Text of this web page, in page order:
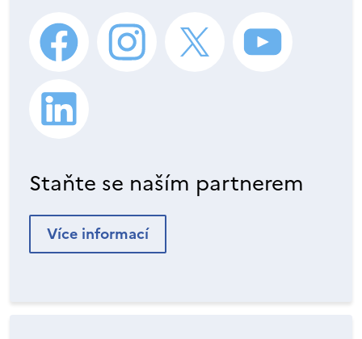
Staňte se naším partnerem
Více informací